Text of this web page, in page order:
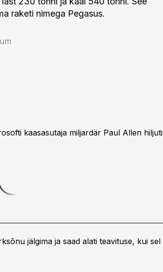
raketi nimega Pegasus.
kaasasutaja miljardär Paul Allen hiljuti
jälgima ja saad alati teavituse, kui sel